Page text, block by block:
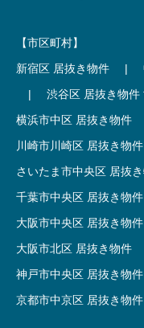
【市区町村】
新宿区 居抜き物件
|
|
渋谷区 居抜き物件
横浜市中区 居抜き物件
川崎市川崎区 居抜き物件
さいたま市中央区 居抜
千葉市中央区 居抜き物件
大阪市中央区 居抜き物件
大阪市北区 居抜き物件
神戸市中央区 居抜き物件
京都市中京区 居抜き物件